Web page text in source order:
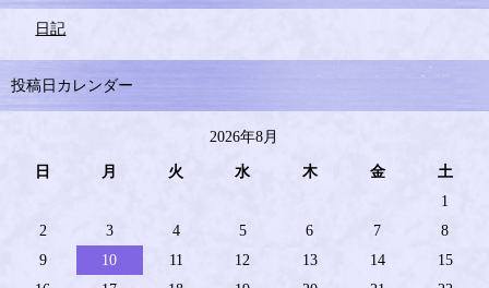
日記
投稿日カレンダー
2026年8月
日 月 火 水 木 金
土
1
2
3 4 5 6 7
8
9
10 11 12 13 14
15